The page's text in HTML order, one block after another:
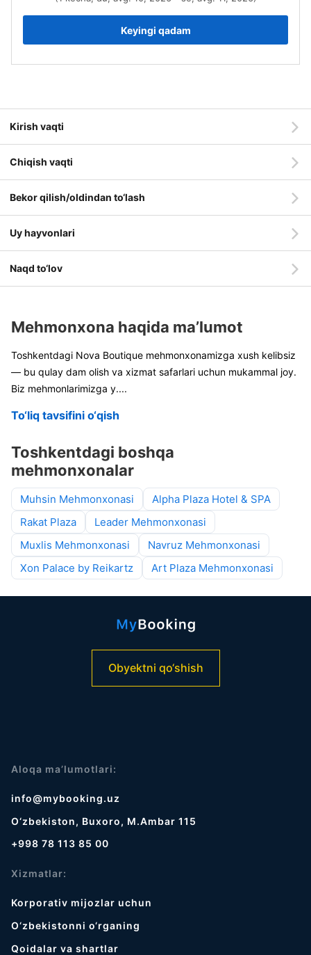
Keyingi qadam
Kirish vaqti
Chiqish vaqti
Bekor qilish/oldindan to‘lash
Uy hayvonlari
Naqd to‘lov
Mehmonxona haqida ma’lumot
Toshkentdagi Nova Boutique mehmonxonamizga xush kelibsiz
— bu qulay dam olish va xizmat safarlari uchun mukammal joy.
Biz mehmonlarimizga y....
To‘liq tavsifini o‘qish
Toshkentdagi boshqa
mehmonxonalar
Muhsin Mehmonxonasi
Alpha Plaza Hotel & SPA
Rakat Plaza
Leader Mehmonxonasi
Muxlis Mehmonxonasi
Navruz Mehmonxonasi
Xon Palace by Reikartz
Art Plaza Mehmonxonasi
Obyektni qo‘shish
Aloqa ma’lumotlari:
info@mybooking.uz
O‘zbekiston, Buxoro, M.Ambar 115
+998 78 113 85 00
Xizmatlar:
Korporativ mijozlar uchun
O‘zbekistonni o‘rganing
Qoidalar va shartlar